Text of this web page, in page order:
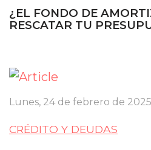
¿EL FONDO DE
RESCATAR TU
Lunes, 24 de febrero de
CRÉDITO Y DEUDAS